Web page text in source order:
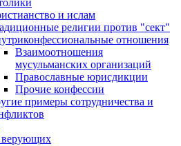
и ислам
религии против "сект"
отношения
Взаимоотношения
мусульманских организаций
Православные юрисдикции
Прочие конфессии
примеры сотрудничества и
верующих